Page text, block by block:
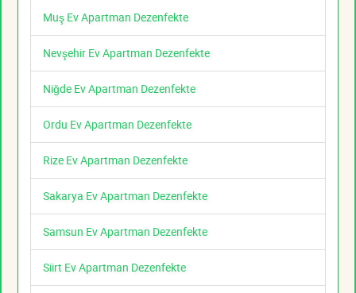
Muş Ev Apartman Dezenfekte
Nevşehir Ev Apartman Dezenfekte
Niğde Ev Apartman Dezenfekte
Ordu Ev Apartman Dezenfekte
Rize Ev Apartman Dezenfekte
Sakarya Ev Apartman Dezenfekte
Samsun Ev Apartman Dezenfekte
Siirt Ev Apartman Dezenfekte